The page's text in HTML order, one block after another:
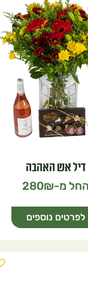
דיל אש האהבה
280
לפרטים נוספים